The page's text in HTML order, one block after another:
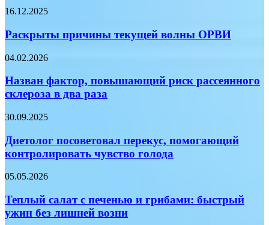
энцефалита
Раскрыты
текущей
волны
ОРВИ
16.12.2025
Раскрыты причины текущей волны ОРВИ
Назван
повышающий
рассеянного
в
раза
04.02.2026
Назван фактор, повышающий риск рассеянного
склероза в два раза
Диетолог
перекус,
помогающий
контролировать
голода
30.09.2025
Диетолог посоветовал перекус, помогающий
контролировать чувство голода
Теплый
с
печенью
и
05.05.2026
Теплый салат с печенью и грибами: быстрый
ужин без лишней возни